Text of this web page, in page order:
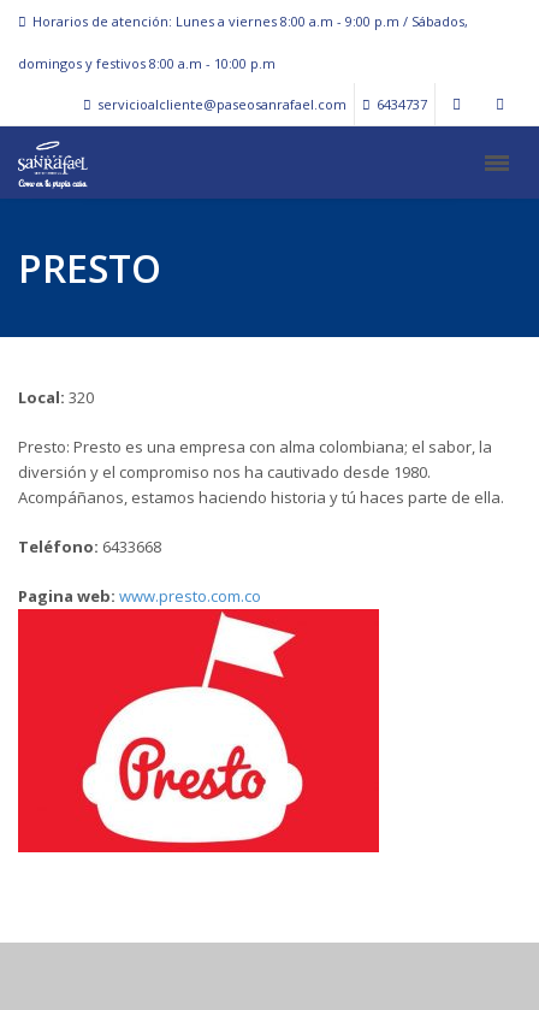
Horarios de atención: Lunes a viernes 8:00 a.m - 9:00 p.m / Sábados,
domingos y festivos 8:00 a.m - 10:00 p.m
servicioalcliente@paseosanrafael.com 6434737
PRESTO
Local: 320
Presto: Presto es una empresa con alma colombiana; el sabor, la
diversión y el compromiso nos ha cautivado desde 1980.
Acompáñanos, estamos haciendo historia y tú haces parte de ella.
Teléfono: 6433668
Pagina web: www.presto.com.co